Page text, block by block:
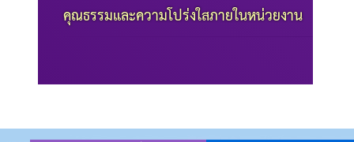
คุณธรรมและความโปร่งใสภายในหน่วยงาน